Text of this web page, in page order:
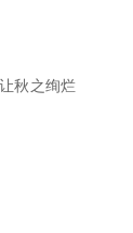
秋之绚烂